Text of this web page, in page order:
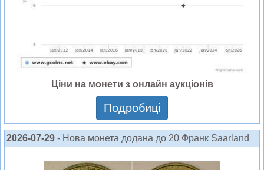
Ціни на монети з онлайн аукціонів
Подробиці
2026-07-29 - Нова монета додана до 20 Франк Saarland